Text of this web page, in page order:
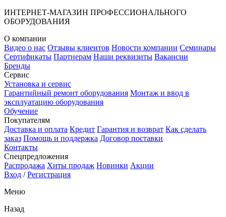
ИНТЕРНЕТ-МАГАЗИН ПРОФЕССИОНАЛЬНОГО
ОБОРУДОВАНИЯ
О компании
Видео о нас Отзывы клиентов Новости компании Семинары
Сертификаты Партнерам Наши реквизиты Вакансии
Бренды
Сервис
Установка и сервис
Гарантийный ремонт оборудования Монтаж и ввод в
эксплуатацию оборудования
Обучение
Покупателям
Доставка и оплата Кредит Гарантия и возврат Как сделать
заказ Помощь и поддержка Договор поставки
Контакты
Спецпредложения
Распродажа Хиты продаж Новинки Акции
Вход /Регистрация
Меню
Назад